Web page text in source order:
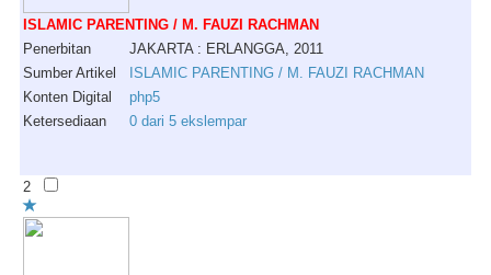
ISLAMIC PARENTING / M. FAUZI RACHMAN
Penerbitan
JAKARTA : ERLANGGA, 2011
Sumber Artikel
ISLAMIC PARENTING / M. FAUZI RACHMAN
Konten Digital
php5
Ketersediaan
0 dari 5 ekslempar
2